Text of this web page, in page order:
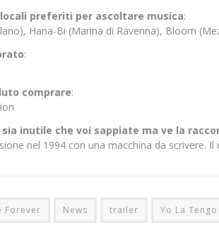
preferiti per ascoltare musica:
Hana-Bi (Marina di Ravenna), Bloom
:
comprare:
sia inutile che voi sappiate ma ve la
nel 1994 con una macchina da scrivere. Il
Forever News trailer Yo La Tengo